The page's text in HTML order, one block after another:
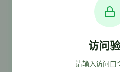
访问
请输入访问口